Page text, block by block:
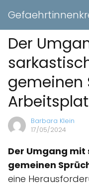
Der
gemeinen
Barbara Klein
17/05/2024
Der Umgang
gemeinen
eine